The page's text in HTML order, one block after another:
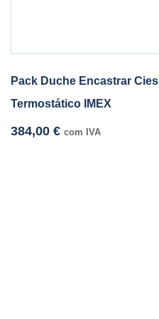
Pack Duche Encastrar Cies
Termostático IMEX
384,00 € com IVA